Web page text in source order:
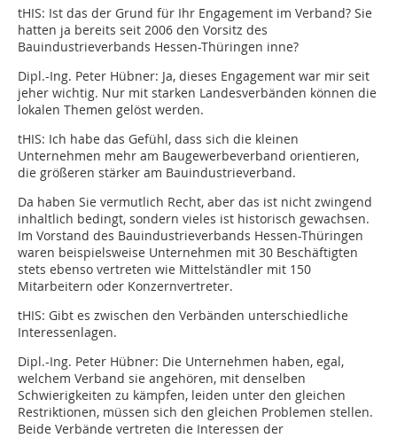
tHIS: Ist das der Grund für Ihr Engagement im Verband? Sie
hatten ja bereits seit 2006 den Vorsitz des
Bauindustrieverbands Hessen-Thüringen inne?
Dipl.-Ing. Peter Hübner: Ja, dieses Engagement war mir seit
jeher wichtig. Nur mit starken Landesverbänden können die
lokalen Themen gelöst werden.
tHIS: Ich habe das Gefühl, dass sich die kleinen
Unternehmen mehr am Baugewerbeverband orientieren,
die größeren stärker am Bauindustrieverband.
Da haben Sie vermutlich Recht, aber das ist nicht zwingend
inhaltlich bedingt, sondern vieles ist historisch gewachsen.
Im Vorstand des Bauindustrieverbands Hessen-Thüringen
waren beispielsweise Unternehmen mit 30 Beschäftigten
stets ebenso vertreten wie Mittelständler mit 150
Mitarbeitern oder Konzernvertreter.
tHIS: Gibt es zwischen den Verbänden unterschiedliche
Interessenlagen.
Dipl.-Ing. Peter Hübner: Die Unternehmen haben, egal,
welchem Verband sie angehören, mit denselben
Schwierigkeiten zu kämpfen, leiden unter den gleichen
Restriktionen, müssen sich den gleichen Problemen stellen.
Beide Verbände vertreten die Interessen der